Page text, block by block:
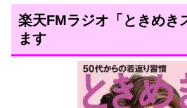
楽天FMラジオ「ときめき
ます